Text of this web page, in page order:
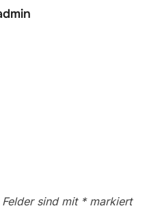
sind mit *markiert